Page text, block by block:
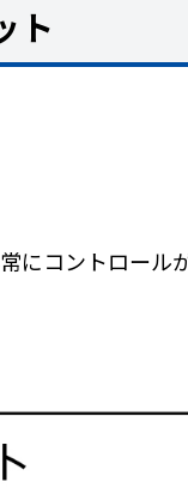
ト
コントロール